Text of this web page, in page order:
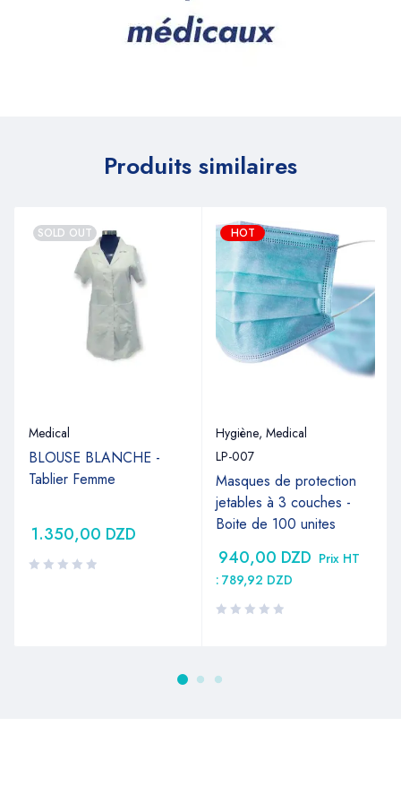
Produits similaires
SOLD OUT
Medical
BLOUSE BLANCHE -
Tablier Femme
1.350,00 DZD
HOT
Hygiène, Medical
LP-007
Masques de protection
jetables à 3 couches -
Boite de 100 unites
940,00 DZD Prix HT
: 789,92 DZD